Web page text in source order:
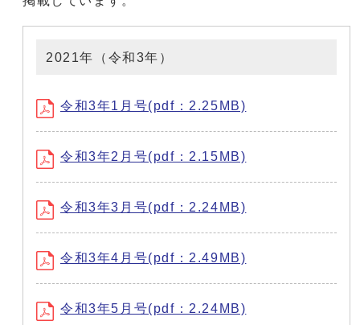
2021年（令和3年）
令和3年1月号(pdf：2.25MB)
令和3年2月号(pdf：2.15MB)
令和3年3月号(pdf：2.24MB)
令和3年4月号(pdf：2.49MB)
令和3年5月号(pdf：2.24MB)